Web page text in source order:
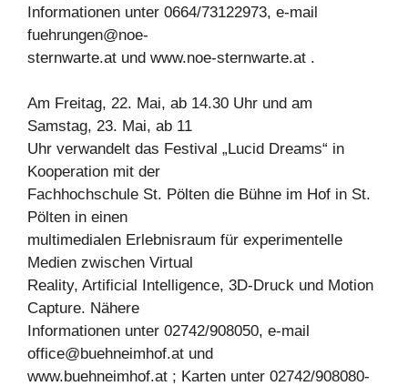
Informationen unter 0664/73122973, e-mail
fuehrungen@noe-
sternwarte.at und www.noe-sternwarte.at .
Am Freitag, 22. Mai, ab 14.30 Uhr und am
Samstag, 23. Mai, ab 11
Uhr verwandelt das Festival „Lucid Dreams“ in
Kooperation mit der
Fachhochschule St. Pölten die Bühne im Hof in St.
Pölten in einen
multimedialen Erlebnisraum für experimentelle
Medien zwischen Virtual
Reality, Artificial Intelligence, 3D-Druck und Motion
Capture. Nähere
Informationen unter 02742/908050, e-mail
office@buehneimhof.at und
www.buehneimhof.at ; Karten unter 02742/908080-